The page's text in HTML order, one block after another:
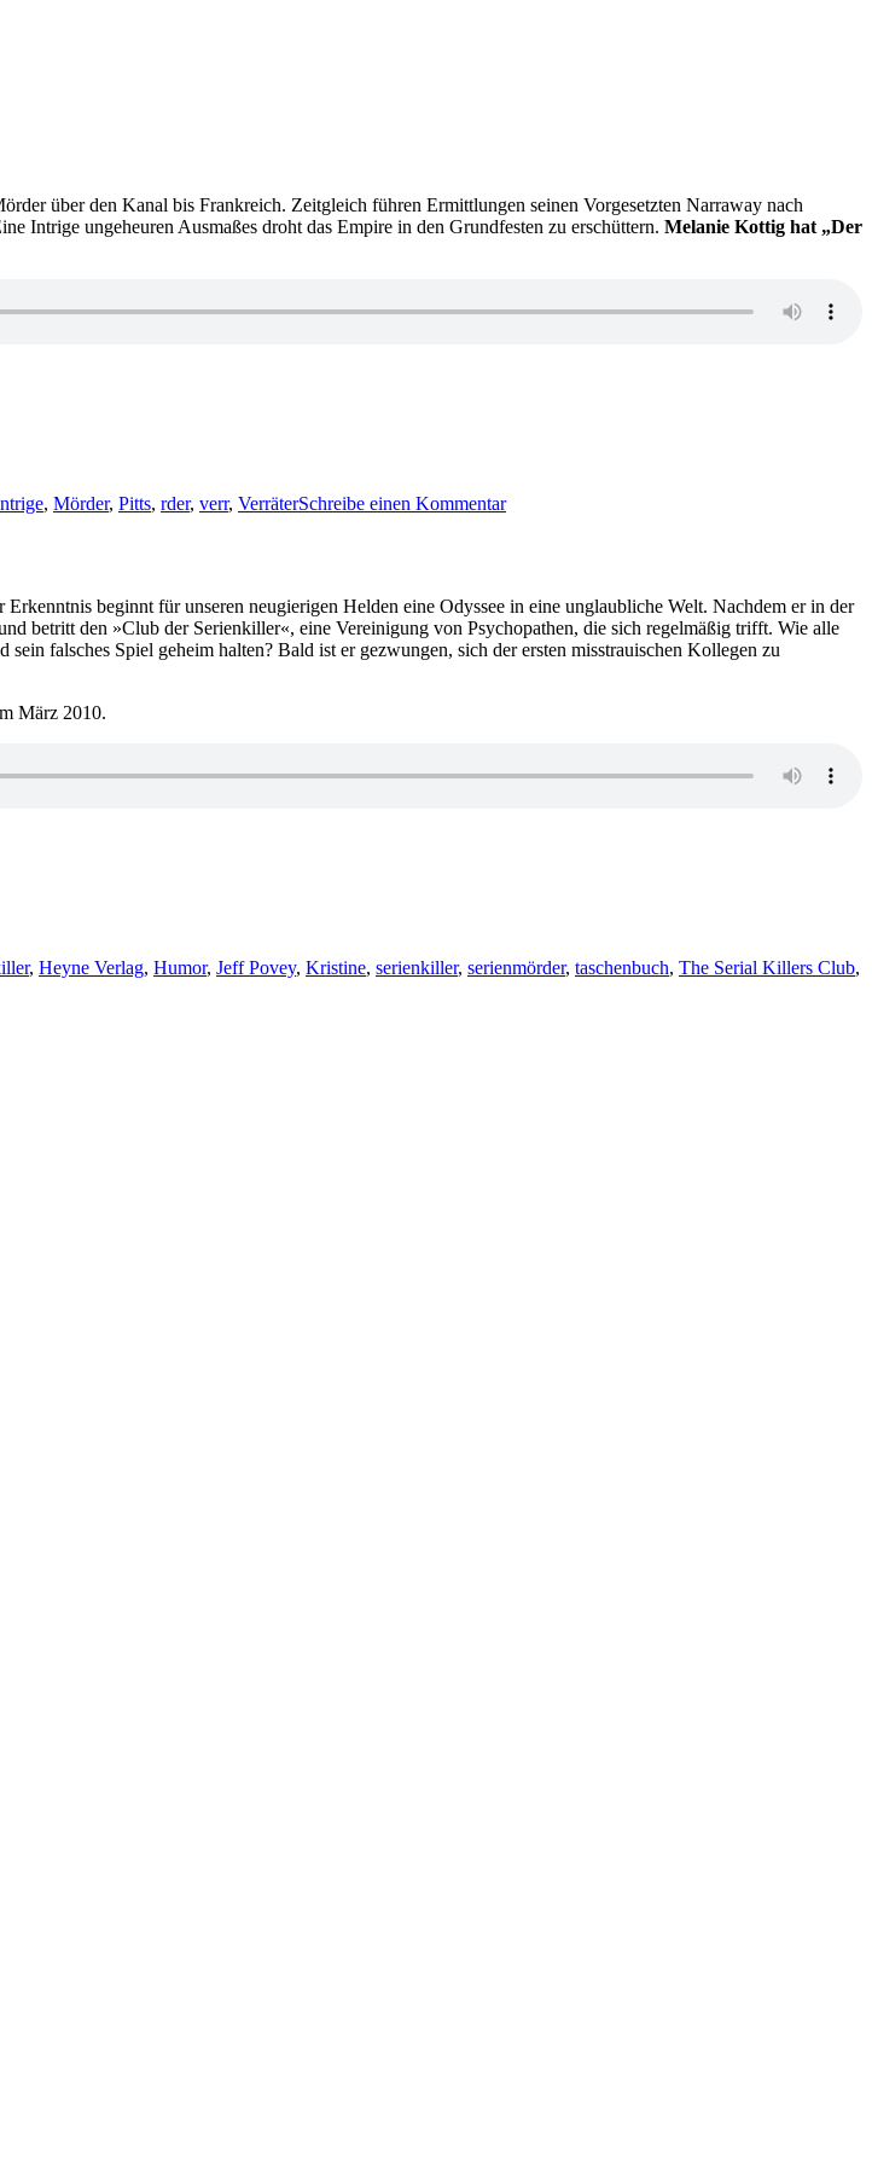
über den Kanal bis Frankreich. Zeitgleich führen Ermittlungen seinen Vorgesetzten Narraway nach
Intrige ungeheuren Ausmaßes droht das Empire in den Grundfesten zu erschüttern. Melanie Kottig hat „Der
, Mörder, Pitts, rder, verr, VerräterSchreibe einen Kommentar654:
Verräter
von
Westminster
beginnt für unseren neugierigen Helden eine Odyssee in eine unglaubliche Welt. Nachdem er in der
betritt den »Club der Serienkiller«, eine Vereinigung von Psychopathen, die sich regelmäßig trifft. Wie alle
falsches Spiel geheim halten? Bald ist er gezwungen, sich der ersten misstrauischen Kollegen zu
März 2010.
, Heyne Verlag, Humor, Jeff Povey, Kristine, serienkiller, serienmörder, taschenbuch, The Serial Killers Club,